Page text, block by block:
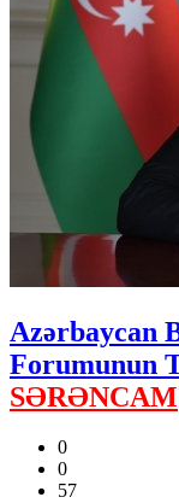
Azərbaycan
Forumunun
SƏRƏNCAM
0
0
57